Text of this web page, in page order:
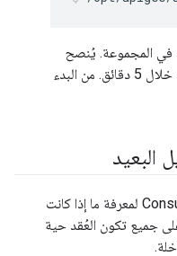
في المجموعة. يُنصح
بتنفيذ هذا الإجراء على جميع العُقد خلال 5 دقائق. من البدء
البعيد
يمكنك استخدام عُقد Consul on ZooKeeper لمعرفة ما إذا كانت
جميع تكون العُقد حية